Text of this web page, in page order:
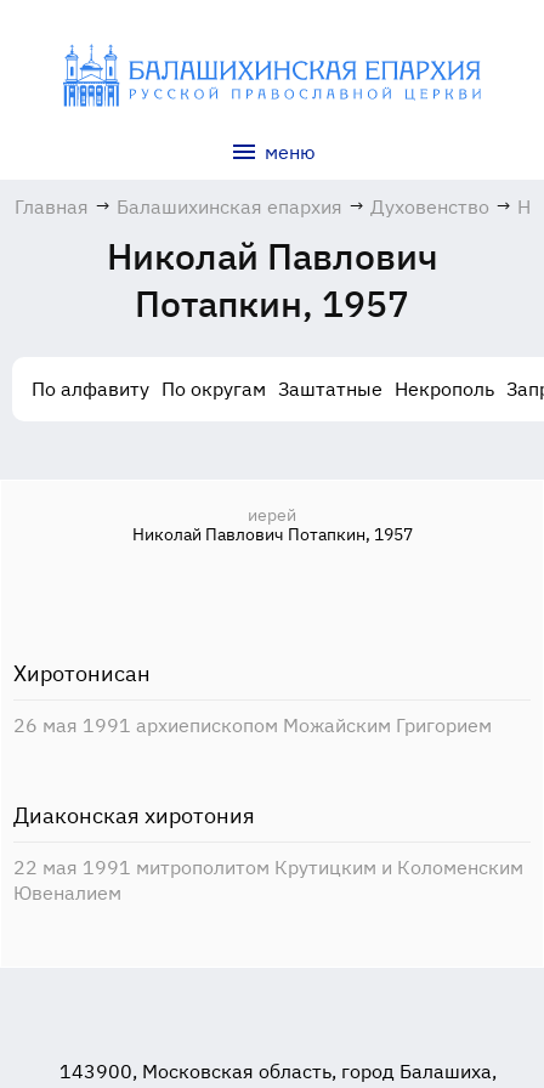
меню
Главная → Балашихинская епархия → Духовенство →
Николай Павлович
Потапкин, 1957
По алфавиту По округам Заштатные Некрополь
иерей
Николай Павлович Потапкин, 1957
Хиротонисан
26 мая 1991 архиепископом Можайским Григорием
Диаконская хиротония
22 мая 1991 митрополитом Крутицким и Коломенским
Ювеналием
143900, Московская область, город Балашиха,